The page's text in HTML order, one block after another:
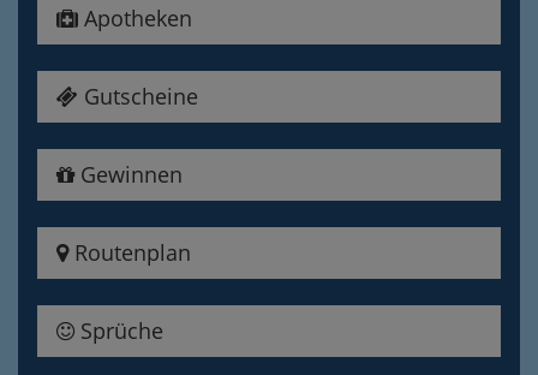
Apotheken
Gutscheine
Gewinnen
Routenplan
Sprüche